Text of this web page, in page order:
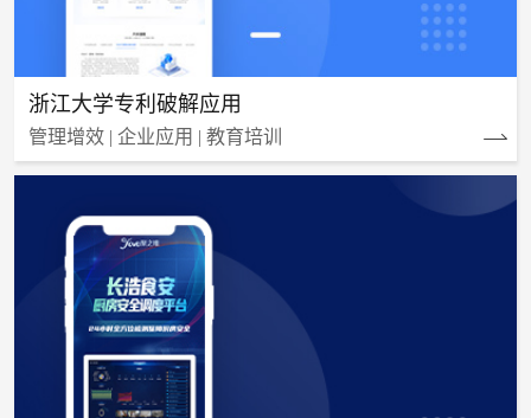
浙江大学专利破解应用
管理增效 | 企业应用 | 教育培训